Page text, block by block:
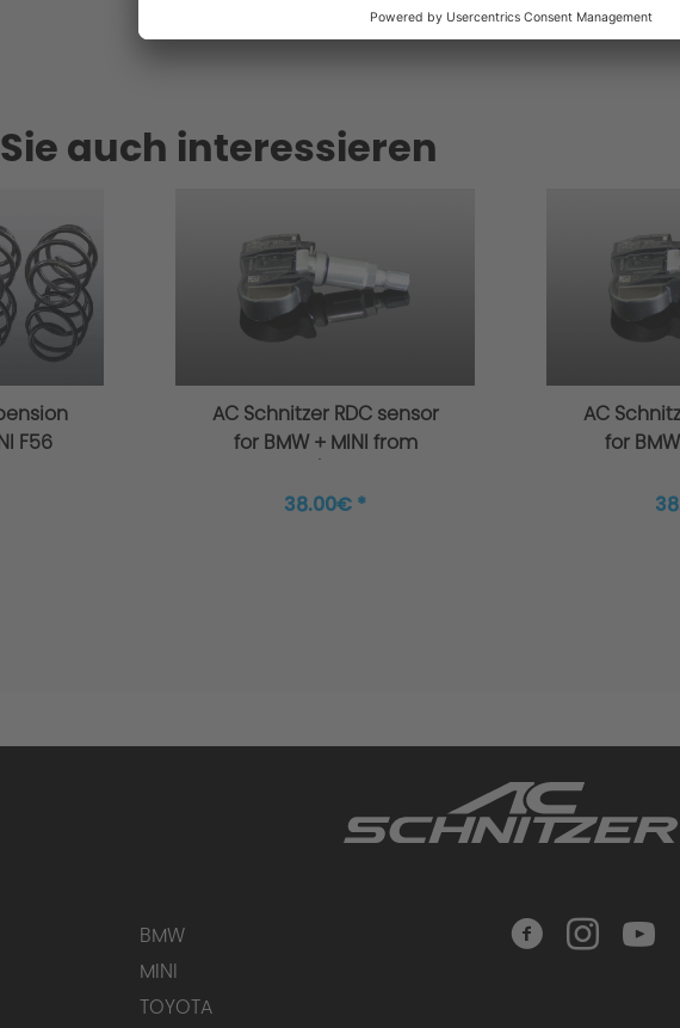
auch interessieren
F56
AC Schnitzer RDC sensor
for BMW + MINI from
38.00€ *
AC
for
BMW
MINI
TOYOTA